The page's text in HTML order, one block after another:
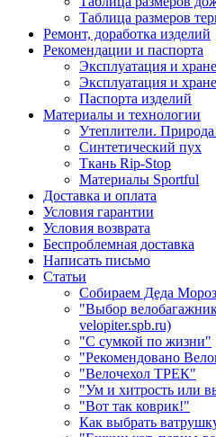
Таблица размеров
Ремонт, доработка изделий
Рекомендации и паспорта
Эксплуатация и
Эксплуатация и
Паспорта изделий
Материалы и технологии
Утеплители.
Синтетический пух
Ткань Rip-Stop
Материалы Sportful
Доставка и оплата
Условия гарантии
Условия возврата
Беспроблемная доставка
Написать письмо
Статьи
Собираем Деда
"Выбор
velopiter.spb.ru)
"С сумкой по жизни"
"Рекомендовано
"Велочехол ТРЕК"
"Ум и хитрость или
"Вот так коврик!"
Как выбрать